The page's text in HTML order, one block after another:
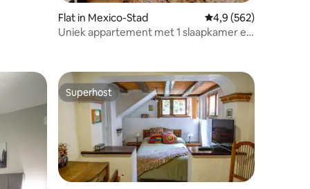
Flat in Mexico-Stad Gemiddelde
4,9 (562)
Uniek appartement met 1 slaapkamer en
Superhost
Superhost